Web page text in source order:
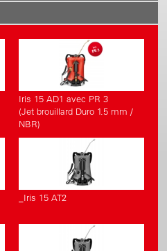
Iris 15 AD1 avec PR 3
(Jet brouillard Duro 1.5 mm /
NBR)
_Iris 15 AT2